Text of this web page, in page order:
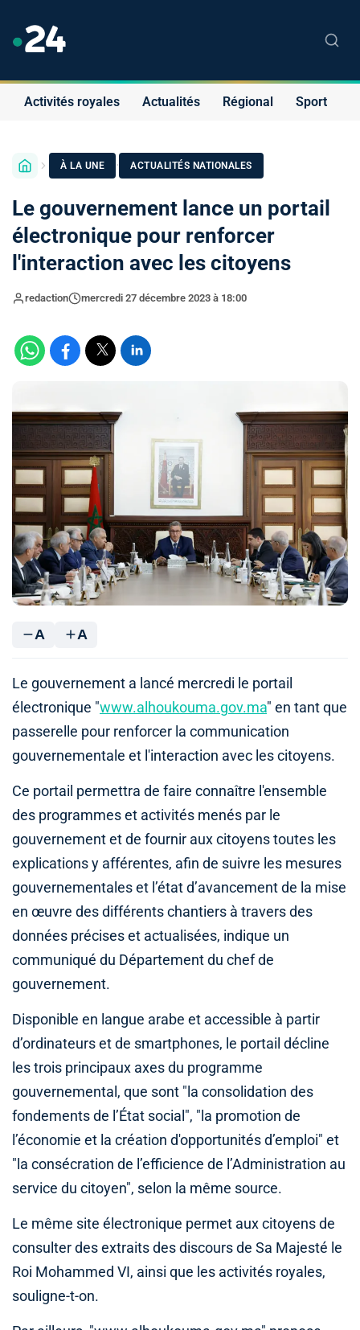
Activités royales Actualités Régional Sport
À LA UNE · ACTUALITÉS NATIONALES
Le gouvernement lance un portail
électronique pour renforcer
l'interaction avec les citoyens
redaction mercredi 27 décembre 2023 à 18:00
A A
Le gouvernement a lancé mercredi le portail
électronique "www.alhoukouma.gov.ma" en tant que
passerelle pour renforcer la communication
gouvernementale et l'interaction avec les citoyens.
Ce portail permettra de faire connaître l'ensemble
des programmes et activités menés par le
gouvernement et de fournir aux citoyens toutes les
explications y afférentes, afin de suivre les mesures
gouvernementales et l’état d’avancement de la mise
en œuvre des différents chantiers à travers des
données précises et actualisées, indique un
communiqué du Département du chef de
gouvernement.
Disponible en langue arabe et accessible à partir
d’ordinateurs et de smartphones, le portail décline
les trois principaux axes du programme
gouvernemental, que sont "la consolidation des
fondements de l’État social", "la promotion de
l’économie et la création d'opportunités d’emploi" et
"la consécration de l’efficience de l’Administration au
service du citoyen", selon la même source.
Le même site électronique permet aux citoyens de
consulter des extraits des discours de Sa Majesté le
Roi Mohammed VI, ainsi que les activités royales,
souligne-t-on.